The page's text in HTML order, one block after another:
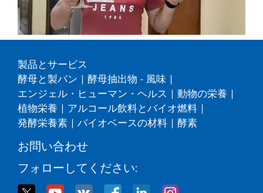
Video
製品とサービス
酵母と製パン | 酵母抽出物 - 風味 |
エンジェル・ヒューマン・ヘルス | 動物の栄養 |
植物栄養 | アルコール飲料とバイオ燃料 |
発酵栄養素 | バイオベースの材料 | 酵素
お問い合わせ
フォローしてください: